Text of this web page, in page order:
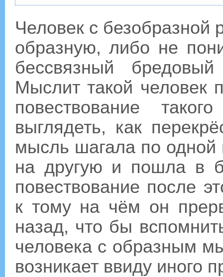
Человек с безобразной
образную, либо не
бессвязный
Мыслит такой человек
повествование
выглядеть, как
мысль шагала по
на другую и пошла в
повествование после
к тому на чём он
назад, что бы
человека с образным
возникает ввиду иного